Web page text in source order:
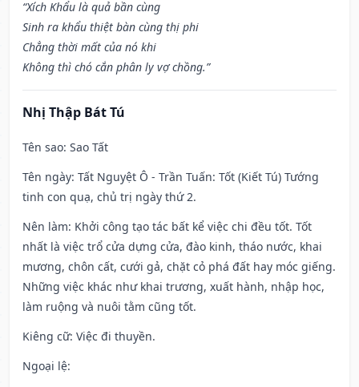
“Xích Khẩu là quả bần cùng
Sinh ra khẩu thiệt bàn cùng thị phi
Chẳng thời mất của nó khi
Không thì chó cắn phân ly vợ chồng.”
Nhị Thập Bát Tú
Tên sao: Sao Tất
Tên ngày: Tất Nguyệt Ô - Trần Tuấn: Tốt (Kiết Tú) Tướng
tinh con quạ, chủ trị ngày thứ 2.
Nên làm: Khởi công tạo tác bất kể việc chi đều tốt. Tốt
nhất là việc trổ cửa dựng cửa, đào kinh, tháo nước, khai
mương, chôn cất, cưới gả, chặt cỏ phá đất hay móc giếng.
Những việc khác như khai trương, xuất hành, nhập học,
làm ruộng và nuôi tằm cũng tốt.
Kiêng cữ: Việc đi thuyền.
Ngoại lệ: